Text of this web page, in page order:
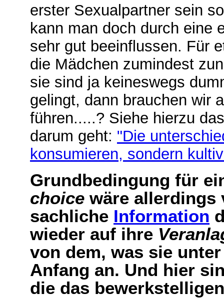
erster Sexual­partner sein
kann man doch durch eine
sehr gut beeinflussen. Für
die Mädchen zumindest
sie sind ja keines­wegs
gelingt, dann brauchen wir
führen.....? Siehe hierzu
darum geht: "Die
konsumieren, sondern
Grundbedingung für
choice wäre allerdings
sachliche Information
wieder auf ihre
von dem, was sie
Anfang an. Und hier
die das